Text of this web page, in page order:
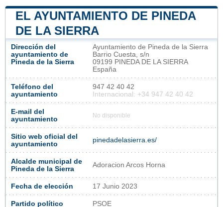
EL AYUNTAMIENTO DE PINEDA
DE LA SIERRA
Dirección del
ayuntamiento de
Pineda de la Sierra
Ayuntamiento de Pineda de la Sierra
Barrio Cuesta, s/n
09199 PINEDA DE LA SIERRA
España
Teléfono del
ayuntamiento
947 42 40 42
Internacional: +34 947 42 40 42
E-mail del
ayuntamiento
No disponible
Sitio web oficial del
ayuntamiento
pinedadelasierra.es/
Alcalde municipal de
Pineda de la Sierra
Adoracion Arcos Horna
Fecha de elección 17 Junio 2023
Partido político PSOE